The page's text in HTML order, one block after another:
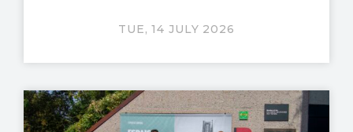
TUE, 14 JULY 2026